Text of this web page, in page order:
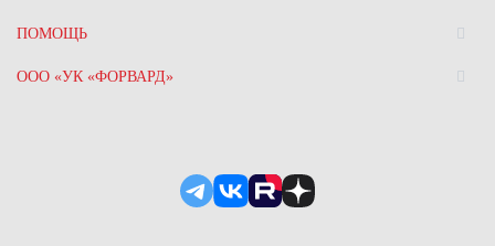
ПОМОЩЬ
ООО «УК «ФОРВАРД»